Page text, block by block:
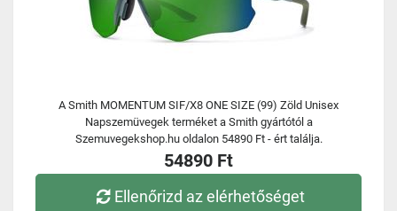
A Smith MOMENTUM SIF/X8 ONE SIZE (99) Zöld Unisex
Napszemüvegek terméket a Smith gyártótól a
Szemuvegekshop.hu oldalon 54890 Ft - ért találja.
54890 Ft
Ellenőrizd az elérhetőséget